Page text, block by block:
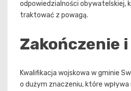
odpowiedzialności obywatelskiej,
traktować z powagą.
Zakończenie
Kwalifikacja wojskowa w gminie
o dużym znaczeniu, które wpływa